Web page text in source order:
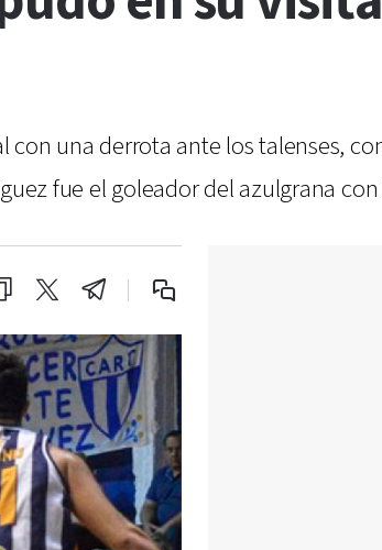
una derrota ante los talenses,
fue el goleador del azulgrana